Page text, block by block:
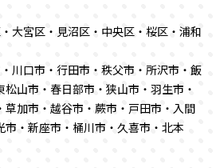
大宮区・見沼区・中央区・桜区・浦和
川口市・行田市・秩父市・所沢市・飯
山市・春日部市・狭山市・羽生市・
加市・越谷市・蕨市・戸田市・入間
・新座市・桶川市・久喜市・北本